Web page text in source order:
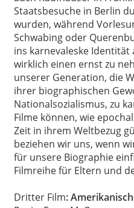
Staatsbesuche in Berlin
wurden, während
Schwabing oder
ins karnevaleske Identität
wirklich einen ernst zu
unserer Generation, die
ihrer biographischen
Nationalsozialismus, zu
Filme können, wie
Zeit in ihrem Weltbezug
beziehen wir uns, wenn
für unsere Biographie
Filmreihe für Eltern und
Dritter Film: